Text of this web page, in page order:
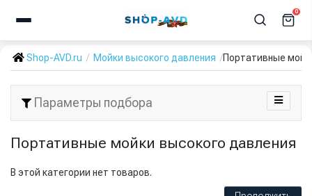
0
Shop-AVD.ru Мойки высокого давления Портативные
Параметры подбора
Портативные мойки высокого давления
В этой категории нет товаров.